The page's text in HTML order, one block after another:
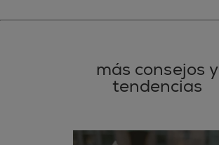
más consejos y
tendencias